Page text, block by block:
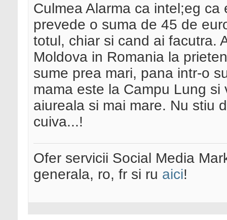
Culmea Alarma ca intel;eg
prevede o suma de 45 de
totul, chiar si cand ai facutra.
Moldova in Romania la
sume prea mari, pana intr-o
mama este la Campu Lung
aiureala si mai mare. Nu stiu
cuiva...!
Ofer servicii Social Media
generala, ro, fr si ru aici!